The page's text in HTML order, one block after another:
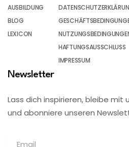
AUSBILDUNG
BLOG
LEXICON
HAFTUNGSAUSSCHLUSS
IMPRESSUM
Newsletter
Lass dich inspirieren, bleibe mit
und abonniere unseren